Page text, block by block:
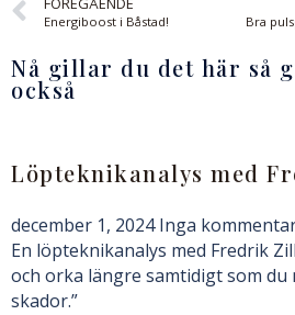
Energiboost i Båstad! Bra
Nå gillar du det här så
också
Löpteknikanalys med
december 1, 2024Inga
En löpteknikanalys med Fredrik
och orka längre samtidigt som
skador.”